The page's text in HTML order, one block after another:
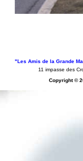
"Les Amis de la Grande
11 impasse des
Copyright ©